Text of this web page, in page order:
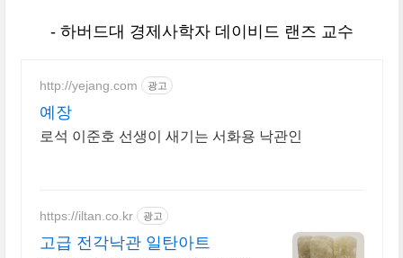
- 하버드대 경제사학자 데이비드 랜즈 교수
http://yejang.com 광고
예장
로석 이준호 선생이 새기는 서화용 낙관인
https://iltan.co.kr 광고
고급 전각낙관 일탄아트